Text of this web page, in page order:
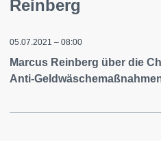
Reinberg
05.07.2021 – 08:00
Marcus Reinberg über die
Anti-